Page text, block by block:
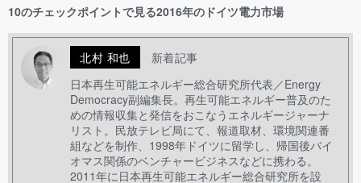
10のチェックポイントで見る2016年のドイツ電力市場
北村 和也
新着記事
日本再生可能エネルギー総合研究所代表／Energy
Democracy副編集長。再生可能エネルギー普及のた
めの情報収集と発信をおこなうエネルギージャーナ
リスト。民放テレビ局にて、報道取材、環境関連番
組などを制作、1998年ドイツに留学し、帰国後バイ
オマス関係のベンチャービジネスなどに携わる。
2011年に日本再生可能エネルギー総合研究所を設